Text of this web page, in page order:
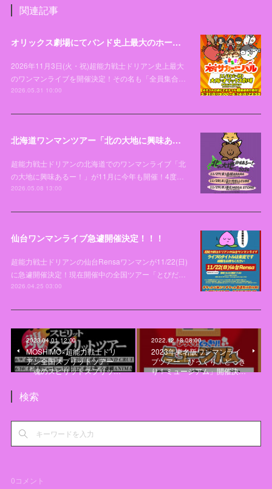
関連記事
オリックス劇場にてバンド史上最大のホールワンマンライブ「全員集合！オオサカーニバル」開催決定！
2026年11月3日(火・祝)超能力戦士ドリアン史上最大
のワンマンライブを開催決定！その名も「全員集合…
2026.05.31 10:00
北海道ワンマンツアー「北の大地に興味あるー！2026」開催決定！！！
超能力戦士ドリアンの北海道でのワンマンライブ「北
の大地に興味あるー！」が11月に今年も開催！4度…
2026.05.08 13:00
仙台ワンマンライブ急遽開催決定！！！
超能力戦士ドリアンの仙台Rensaワンマンが11/22(日)
に急遽開催決定！現在開催中の全国ツアー「とびだ…
2026.04.25 03:00
2023.04.01 12:00
MOSHIMO×超能力戦士ドリ
アン全国スプリットツアー
「魂のスピリットスプリッ…
2022.12.18 08:00
2023年東名阪ワンマンライ
ブツアー「びっくり！どっき
り！ミュージアム」開催決…
検索
0コメント